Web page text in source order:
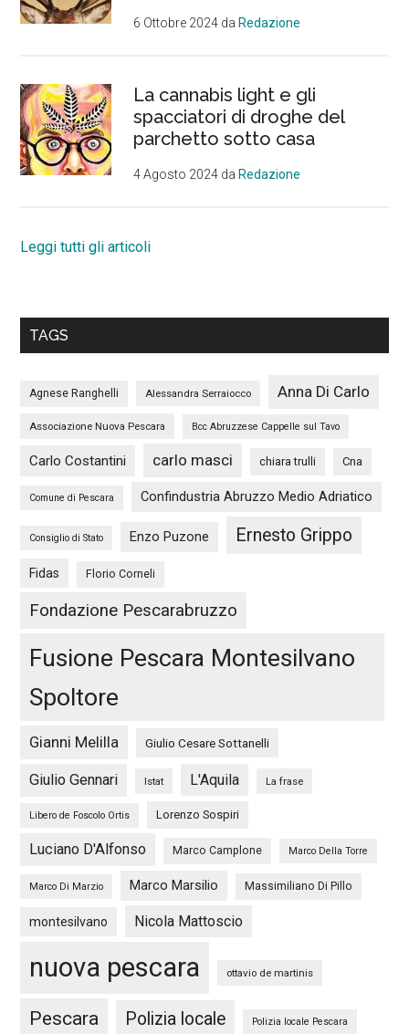
6 Ottobre 2024 da Redazione
La cannabis light e gli
spacciatori di droghe del
parchetto sotto casa
4 Agosto 2024 da Redazione
Leggi tutti gli articoli
TAGS
Agnese Ranghelli Alessandra Serraiocco Anna Di Carlo
Associazione Nuova Pescara Bcc Abruzzese Cappelle sul Tavo
Carlo Costantini carlo masci chiara trulli Cna
Comune di Pescara Confindustria Abruzzo Medio Adriatico
Consiglio di Stato Enzo Puzone Ernesto Grippo
Fidas Florio Corneli
Fondazione Pescarabruzzo
Fusione Pescara Montesilvano
Spoltore
Gianni Melilla Giulio Cesare Sottanelli
Giulio Gennari Istat L'Aquila La frase
Libero de Foscolo Ortis Lorenzo Sospiri
Luciano D'Alfonso Marco Camplone Marco Della Torre
Marco Di Marzio Marco Marsilio Massimiliano Di Pillo
montesilvano Nicola Mattoscio
nuova pescara ottavio de martinis
Pescara Polizia locale Polizia locale Pescara